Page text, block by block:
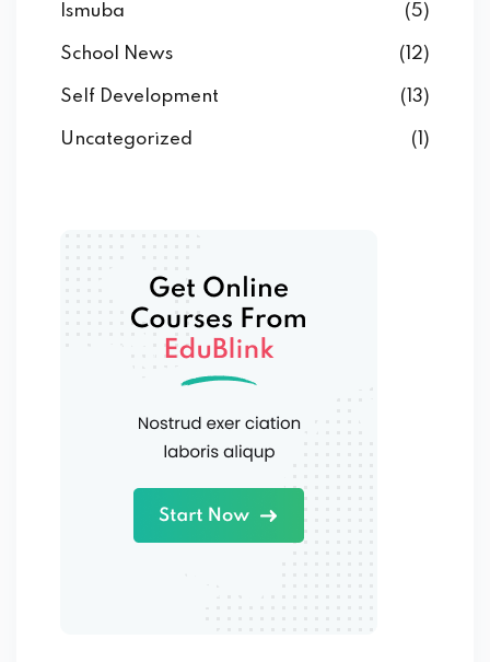
Ismuba (5)
School News (12)
Self Development (13)
Uncategorized (1)